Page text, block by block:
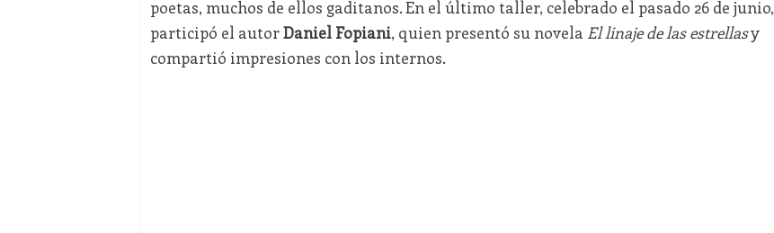
poetas, muchos de ellos gaditanos. En el último taller, celebrado el pasado 26 de junio,
participó el autorDaniel Fopiani, quien presentó su novela El linaje de las estrellasy
compartió impresiones con los internos.